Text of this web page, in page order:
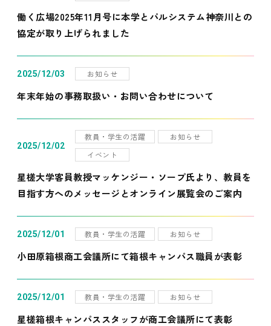
働く広場2025年11月号に本学とパルシステム神奈川との
協定が取り上げられました
2025/12/03 お知らせ
年末年始の事務取扱い・お問い合わせについて
2025/12/02
教員・学生の活躍
お知らせ
イベント
星槎大学客員教授マッケンジー・ソープ氏より、教員を
目指す方へのメッセージとオンライン展覧会のご案内
2025/12/01 教員・学生の活躍 お知らせ
小田原箱根商工会議所にて箱根キャンパス職員が表彰
2025/12/01 教員・学生の活躍 お知らせ
星槎箱根キャンパススタッフが商工会議所にて表彰